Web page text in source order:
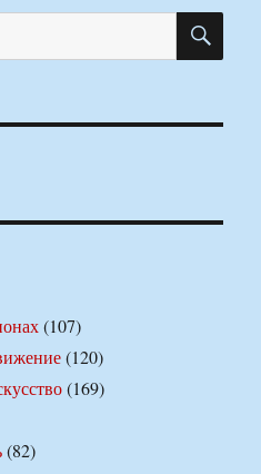
(107)
(120)
(169)
(82)